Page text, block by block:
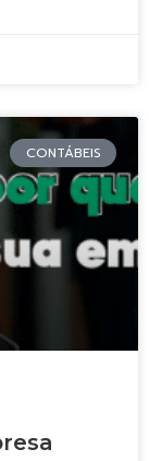
CONTÁBEIS